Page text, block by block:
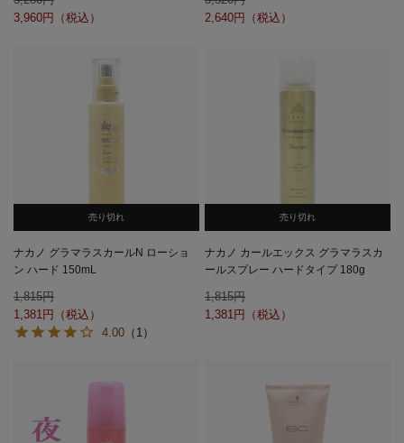
3,960
2,640
売り切れ
ナカノ グラマラスカールN ローショ
ン ハード 150mL
1,815
1,381
4.00 （1）
売り切れ
ナカノ カールエックス グラマラスカ
ールスプレー ハードタイプ 180g
1,815
1,381